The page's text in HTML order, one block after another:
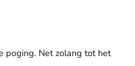
poging. Net zolang tot het